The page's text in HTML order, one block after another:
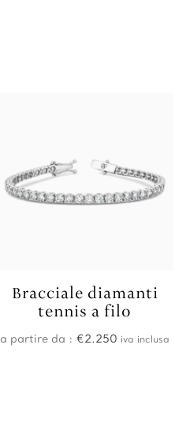
Bracciale diamanti
tennis a filo
a partire da :€2.250 iva inclusa